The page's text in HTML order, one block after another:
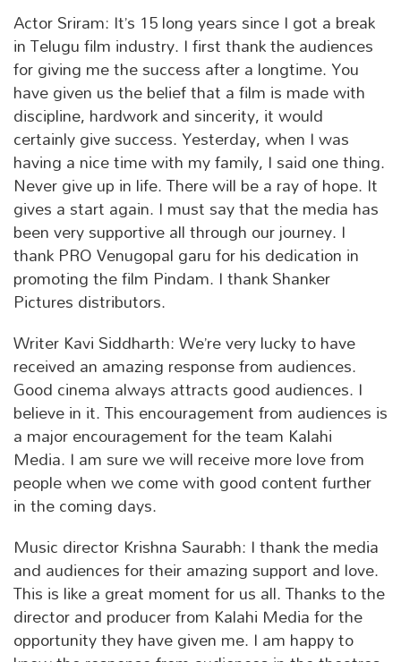
Actor Sriram: It’s 15 long years since I got a break
in Telugu film industry. I first thank the audiences
for giving me the success after a longtime. You
have given us the belief that a film is made with
discipline, hardwork and sincerity, it would
certainly give success. Yesterday, when I was
having a nice time with my family, I said one thing.
Never give up in life. There will be a ray of hope. It
gives a start again. I must say that the media has
been very supportive all through our journey. I
thank PRO Venugopal garu for his dedication in
promoting the film Pindam. I thank Shanker
Pictures distributors.
Writer Kavi Siddharth: We’re very lucky to have
received an amazing response from audiences.
Good cinema always attracts good audiences. I
believe in it. This encouragement from audiences is
a major encouragement for the team Kalahi
Media. I am sure we will receive more love from
people when we come with good content further
in the coming days.
Music director Krishna Saurabh: I thank the media
and audiences for their amazing support and love.
This is like a great moment for us all. Thanks to the
director and producer from Kalahi Media for the
opportunity they have given me. I am happy to